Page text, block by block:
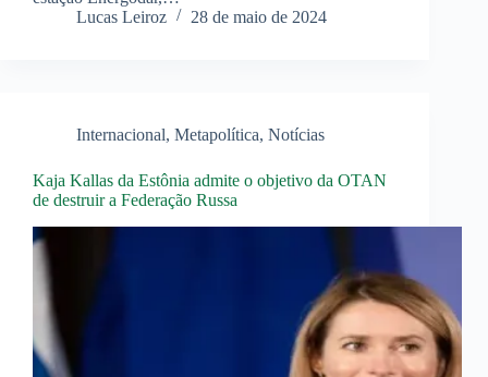
Lucas Leiroz
28 de maio de 2024
Internacional, Metapolítica, Notícias
Kaja Kallas da Estônia admite o objetivo da OTAN
de destruir a Federação Russa